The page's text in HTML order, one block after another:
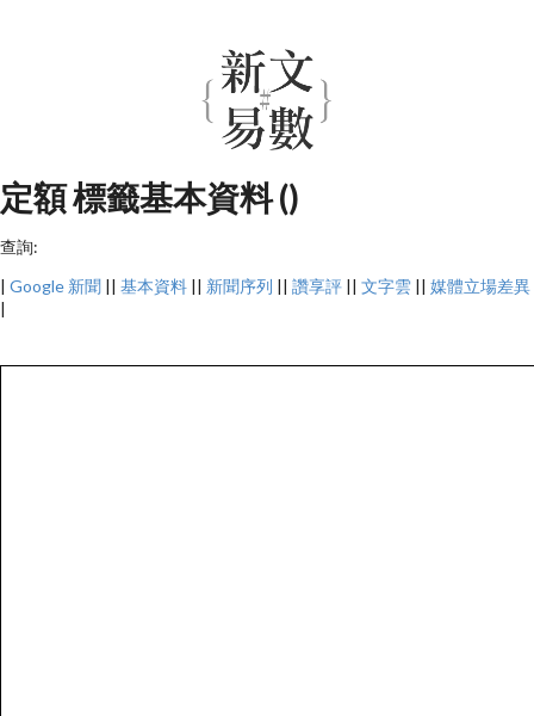
定額 標籤基本資料 ()
查詢:
| Google 新聞 || 基本資料 || 新聞序列 || 讚享評 || 文字雲 || 媒體立場差異
|